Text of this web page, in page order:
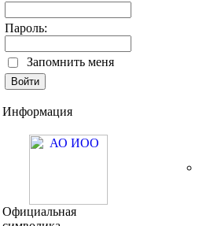
Пароль:
Запомнить меня
Информация
Официальная